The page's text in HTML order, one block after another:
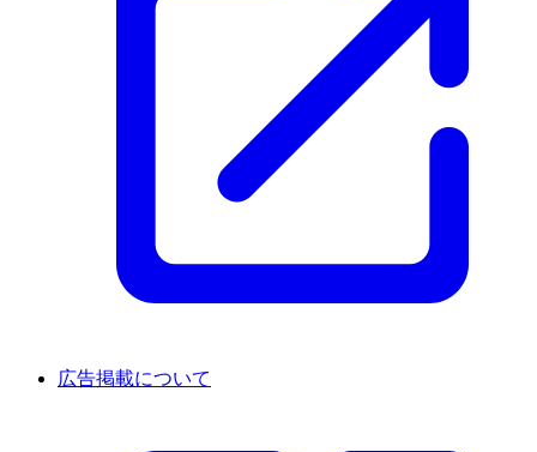
広告掲載について